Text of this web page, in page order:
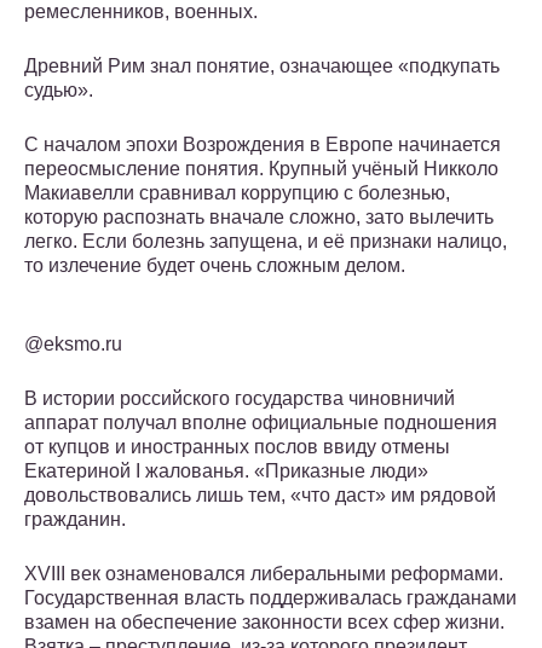
ремесленников, военных.
Древний Рим знал понятие, означающее «подкупать
судью».
С началом эпохи Возрождения в Европе начинается
переосмысление понятия. Крупный учёный Никколо
Макиавелли сравнивал коррупцию с болезнью,
которую распознать вначале сложно, зато вылечить
легко. Если болезнь запущена, и её признаки налицо,
то излечение будет очень сложным делом.
@eksmo.ru
В истории российского государства чиновничий
аппарат получал вполне официальные подношения
от купцов и иностранных послов ввиду отмены
Екатериной I жалованья. «Приказные люди»
довольствовались лишь тем, «что даст» им рядовой
гражданин.
XVIII век ознаменовался либеральными реформами.
Государственная власть поддерживалась гражданами
взамен на обеспечение законности всех сфер жизни.